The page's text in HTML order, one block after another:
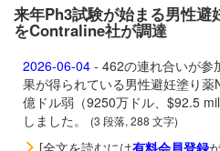
来年Ph3試験が始まる男性避
をContraline社が調達
2026-06-04 - 462の連れ合いが参
果が得られている男性避妊塗り
億ドル弱（9250万ドル、$92.5
しました。
(3 段落, 288 文字)
[全文を読むには有料会員登録